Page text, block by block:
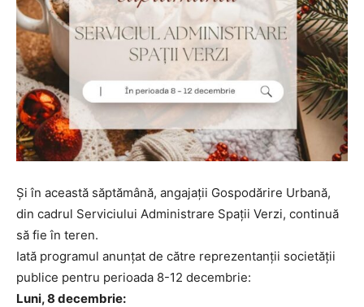
Și în această săptămână, angajații Gospodărire Urbană,
din cadrul Serviciului Administrare Spații Verzi, continuă
să fie în teren.
Iată programul anunțat de către reprezentanții societății
publice pentru perioada 8-12 decembrie:
Luni, 8 decembrie: